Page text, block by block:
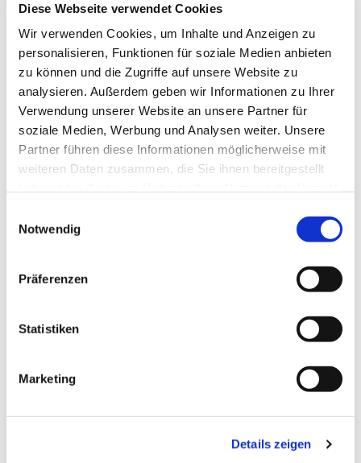
Diese Webseite verwendet Cookies
Wir verwenden Cookies, um Inhalte und Anzeigen zu
personalisieren, Funktionen für soziale Medien anbieten
zu können und die Zugriffe auf unsere Website zu
analysieren. Außerdem geben wir Informationen zu Ihrer
Verwendung unserer Website an unsere Partner für
soziale Medien, Werbung und Analysen weiter. Unsere
Partner führen diese Informationen möglicherweise mit
weiteren Daten zusammen, die Sie ihnen bereitgestellt
Notwendig
Präferenzen
Statistiken
Marketing
Details zeigen
Dies könnte Sie auch